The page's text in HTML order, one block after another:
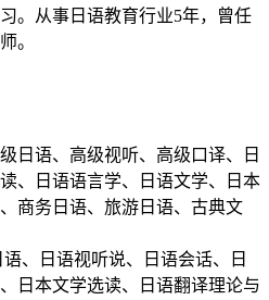
。从事日语教育行业5年，曾任
。
日语、高级视听、高级口译、日
、日语语言学、日语文学、日本
商务日语、旅游日语、古典文
、日语视听说、日语会话、日
日本文学选读、日语翻译理论与